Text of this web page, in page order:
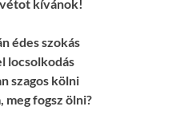
kívánok!
édes szokás
locsolkodás
szagos kölni
meg fogsz ölni?